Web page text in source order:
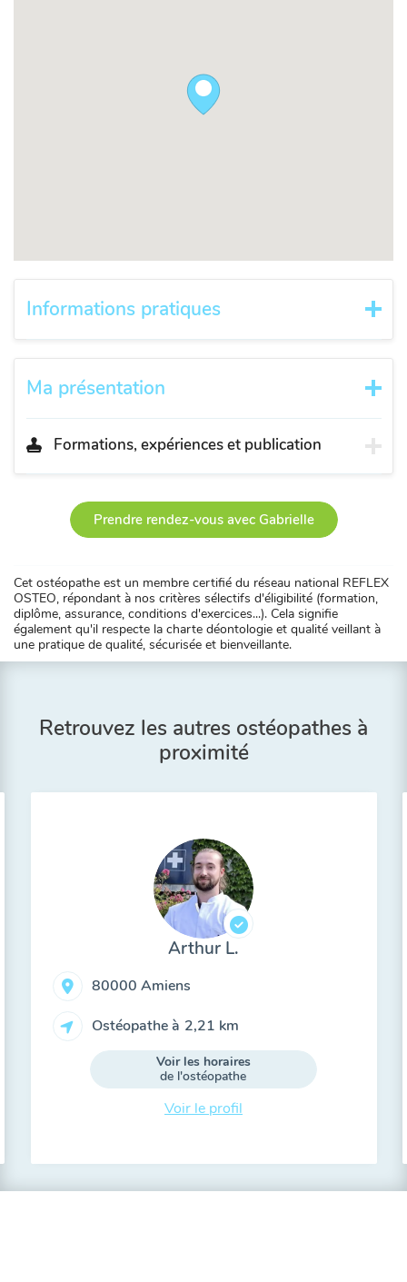
Informations pratiques
Ma présentation
Formations, expériences et publication
Prendre rendez-vous avec Gabrielle
Cet ostéopathe est un membre certifié du réseau national REFLEX
OSTEO, répondant à nos critères sélectifs d'éligibilité (formation,
diplôme, assurance, conditions d'exercices...). Cela signifie
également qu'il respecte la charte déontologie et qualité veillant à
une pratique de qualité, sécurisée et bienveillante.
Retrouvez les autres ostéopathes à
proximité
Arthur L.
80000 Amiens
Ostéopathe à 2,21 km
Voir les horaires
de l'ostéopathe
Voir le profil